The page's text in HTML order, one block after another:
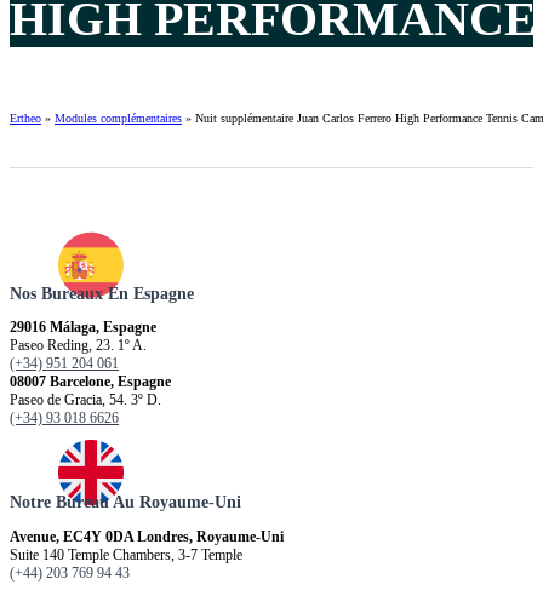
HIGH
Ertheo » Modules complémentaires » Nuit supplémentaire Juan Carlos Ferrero High Performance Tennis
Nos Bureaux En Espagne
29016 Málaga, Espagne
Paseo Reding, 23. 1º A.
(+34) 951 204 061
08007 Barcelone, Espagne
Paseo de Gracia, 54. 3º D.
(+34) 93 018 6626
Notre Bureau Au Royaume-Uni
Avenue, EC4Y 0DA Londres, Royaume-Uni
Suite 140 Temple Chambers, 3-7 Temple
(+44) 203 769 94 43